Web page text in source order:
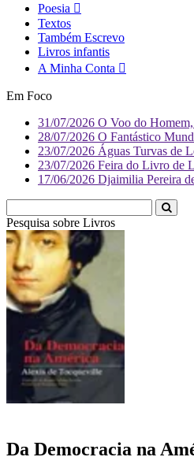
Poesia
Textos
Também Escrevo
Livros infantis
A Minha Conta
Em Foco
31/07/2026 O Voo do
28/07/2026 O Fantástico
23/07/2026 Águas Turvas de
23/07/2026 Feira do Livro de
17/06/2026 Djaimilia Pereira
Pesquisa sobre Livr
Da Democracia na